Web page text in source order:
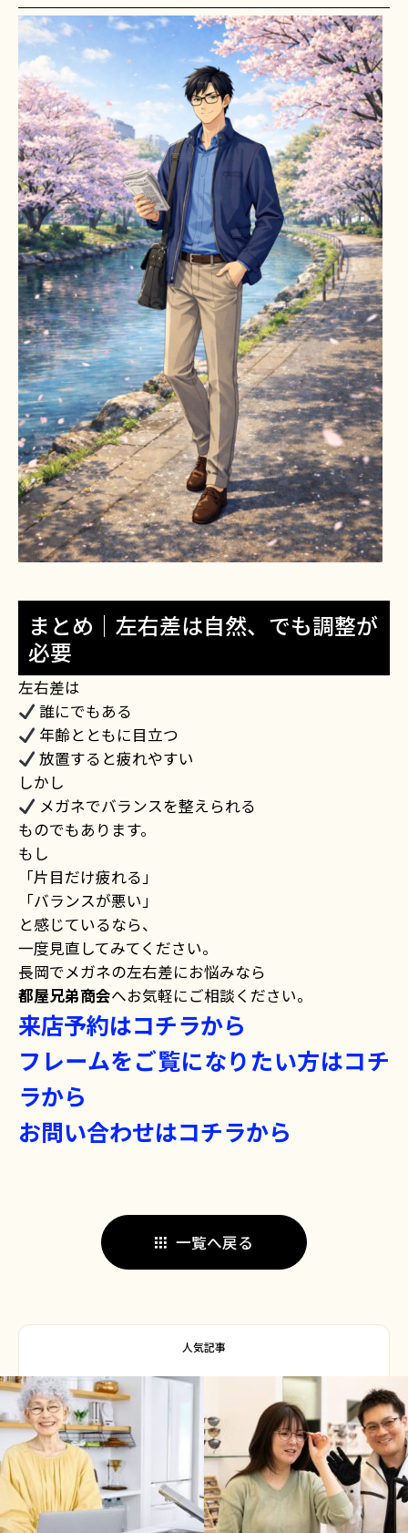
まとめ｜左右差は自然、でも調整が
必要
左右差は
誰にでもある
年齢とともに目立つ
放置すると疲れやすい
しかし
メガネでバランスを整えられる
ものでもあります。
もし
「片目だけ疲れる」
「バランスが悪い」
と感じているなら、
一度見直してみてください。
長岡でメガネの左右差にお悩みなら
都屋兄弟商会へお気軽にご相談ください。
来店予約はコチラから
フレームをご覧になりたい方はコチ
ラから
お問い合わせはコチラから
一覧へ戻る
人気記事